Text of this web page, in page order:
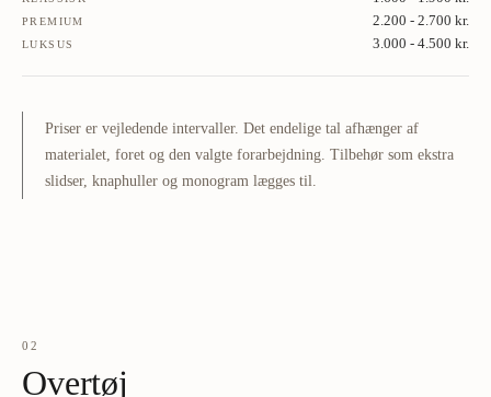
PREMIUM 2.200 - 2.700 kr.
LUKSUS 3.000 - 4.500 kr.
Priser er vejledende intervaller. Det endelige tal afhænger af
materialet, foret og den valgte forarbejdning. Tilbehør som ekstra
slidser, knaphuller og monogram lægges til.
02
Overtøj